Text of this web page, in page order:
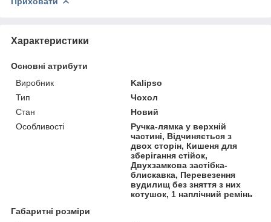
Характеристики
Основні атрибути
Виробник
Kalipso
Тип
Чохол
Стан
Новий
Особливості
Ручка-лямка у верхній
частині, Відчиняється з
двох сторін, Кишеня для
зберігання стійок,
Двухзамкова застібка-
блискавка, Перевезення
вудилищ без зняття з них
котушок, 1 наплічний ремінь
Габаритні розміри